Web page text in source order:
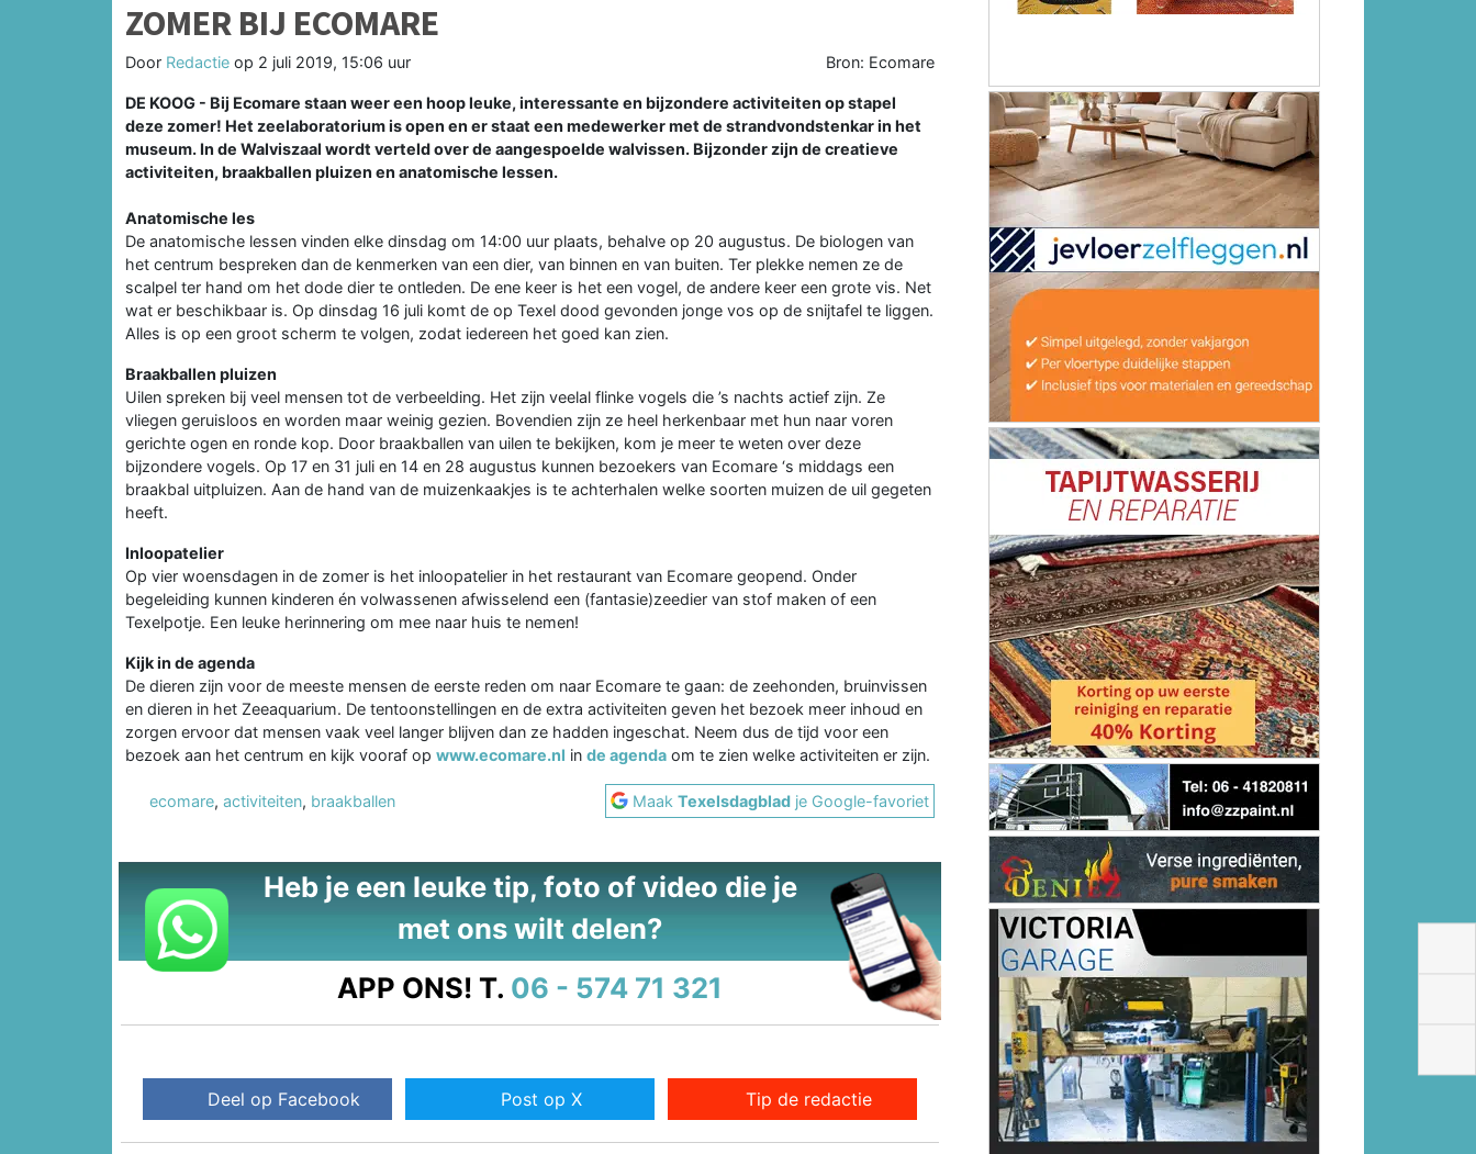
ZOMER BIJ ECOMARE
Door Redactie op 2 juli 2019, 15:06 uur Bron: Ecomare
DE KOOG - Bij Ecomare staan weer een hoop leuke, interessante en bijzondere activiteiten op stapel
deze zomer! Het zeelaboratorium is open en er staat een medewerker met de strandvondstenkar in het
museum. In de Walviszaal wordt verteld over de aangespoelde walvissen. Bijzonder zijn de creatieve
activiteiten, braakballen pluizen en anatomische lessen.
Anatomische les
De anatomische lessen vinden elke dinsdag om 14:00 uur plaats, behalve op 20 augustus. De biologen van
het centrum bespreken dan de kenmerken van een dier, van binnen en van buiten. Ter plekke nemen ze de
scalpel ter hand om het dode dier te ontleden. De ene keer is het een vogel, de andere keer een grote vis. Net
wat er beschikbaar is. Op dinsdag 16 juli komt de op Texel dood gevonden jonge vos op de snijtafel te liggen.
Alles is op een groot scherm te volgen, zodat iedereen het goed kan zien.
Braakballen pluizen
Uilen spreken bij veel mensen tot de verbeelding. Het zijn veelal flinke vogels die ’s nachts actief zijn. Ze
vliegen geruisloos en worden maar weinig gezien. Bovendien zijn ze heel herkenbaar met hun naar voren
gerichte ogen en ronde kop. Door braakballen van uilen te bekijken, kom je meer te weten over deze
bijzondere vogels. Op 17 en 31 juli en 14 en 28 augustus kunnen bezoekers van Ecomare ‘s middags een
braakbal uitpluizen. Aan de hand van de muizenkaakjes is te achterhalen welke soorten muizen de uil gegeten
heeft.
Inloopatelier
Op vier woensdagen in de zomer is het inloopatelier in het restaurant van Ecomare geopend. Onder
begeleiding kunnen kinderen én volwassenen afwisselend een (fantasie)zeedier van stof maken of een
Texelpotje. Een leuke herinnering om mee naar huis te nemen!
Kijk in de agenda
De dieren zijn voor de meeste mensen de eerste reden om naar Ecomare te gaan: de zeehonden, bruinvissen
en dieren in het Zeeaquarium. De tentoonstellingen en de extra activiteiten geven het bezoek meer inhoud en
zorgen ervoor dat mensen vaak veel langer blijven dan ze hadden ingeschat. Neem dus de tijd voor een
bezoek aan het centrum en kijk vooraf op www.ecomare.nl in de agenda om te zien welke activiteiten er zijn.
ecomare, activiteiten, braakballen MaakTexelsdagblad je Google-favoriet
Heb je een leuke tip, foto of video die je
met ons wilt delen?
APP ONS! T. 06 - 574 71 321
Deel op Facebook Post op X Tip de redactie